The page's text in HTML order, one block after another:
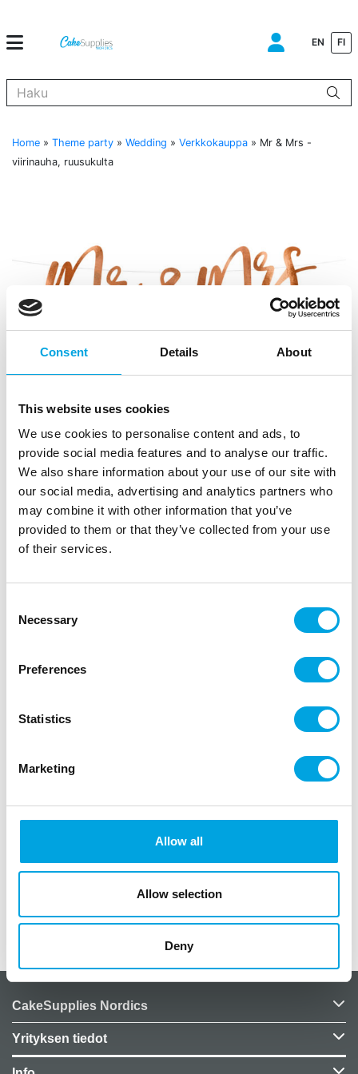
Consent Details About
This website uses cookies
We use cookies to personalise content and ads, to
provide social media features and to analyse our traffic.
We also share information about your use of our site with
our social media, advertising and analytics partners who
may combine it with other information that you’ve
provided to them or that they’ve collected from your use
of their services.
Selection
Necessary
Preferences
Statistics
Marketing
Allow all
Allow selection
Deny
EN FI
Home » Theme party » Wedding » Verkkokauppa » Mr & Mrs -
viirinauha, ruusukulta
Mr & Mrs -viirinauha, ruusukulta
Tuotetunnus (SKU): GRL74-019R | Tuotemerkki:PARTYDECO
| EAN: 5900779102521 Pakkauskoko: 5 |
Myyntiyksikkö: 5
n
teksti Mr & Mrs
tekstin korkeus noin 16,5cm
CakeSupplies Nordics
Yrityksen tiedot